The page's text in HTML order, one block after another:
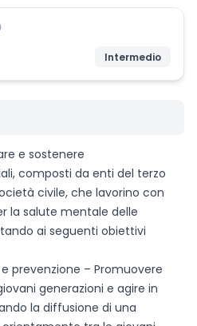
Intermedio
e sostenere
composti da enti del terzo
civile, che lavorino con
la salute mentale delle
ai seguenti obiettivi
prevenzione – Promuovere
generazioni e agire in
la diffusione di una